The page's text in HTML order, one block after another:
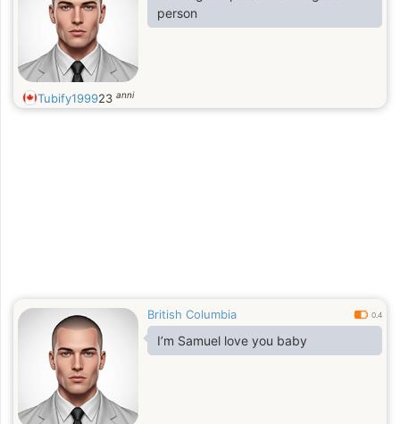
person
Tubify199923 anni
British Columbia 0.4
I’m Samuel love you baby